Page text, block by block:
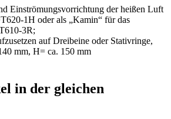
Einströmungsvorrichtung der heißen Luft
1H oder als „Kamin“ für das
3R;
auf Dreibeine oder Stativringe,
mm, H= ca. 150 mm
in der gleichen